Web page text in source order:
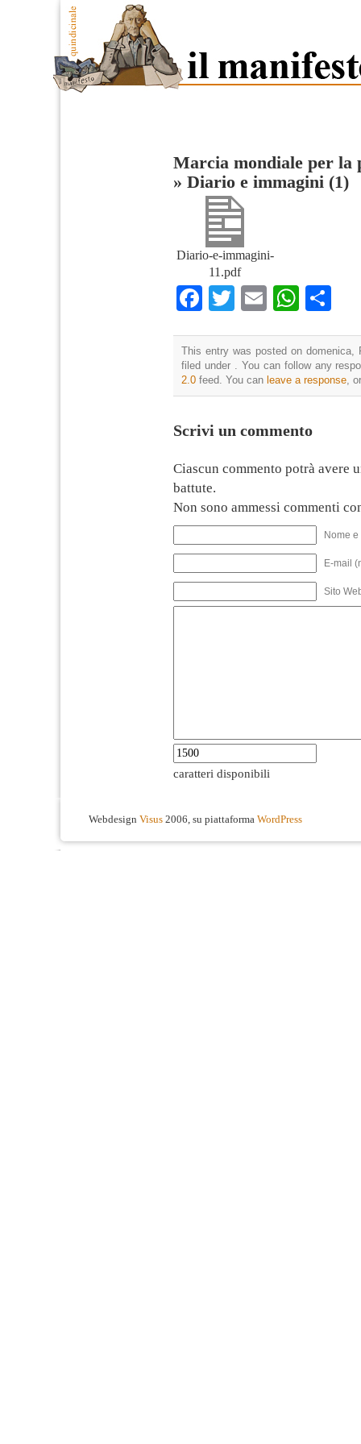
Marcia mondiale per la
» Diario e immagini (1)
Diario-e-immagini-
11.pdf
Facebook
TwitterEmail
This entry was posted on domenica,
filed under . You can follow any
2.0 feed. You can leave a response,
Scrivi un commento
Ciascun commento potrà avere
battute.
Non sono ammessi commenti
Nome
E-mail
Sito
caratteri disponibili
Webdesign Visus 2006, su piattaforma WordPress